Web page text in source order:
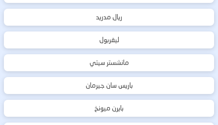
ريال مدريد
ليفربول
مانشستر سيتي
باريس سان جيرمان
بايرن ميونخ